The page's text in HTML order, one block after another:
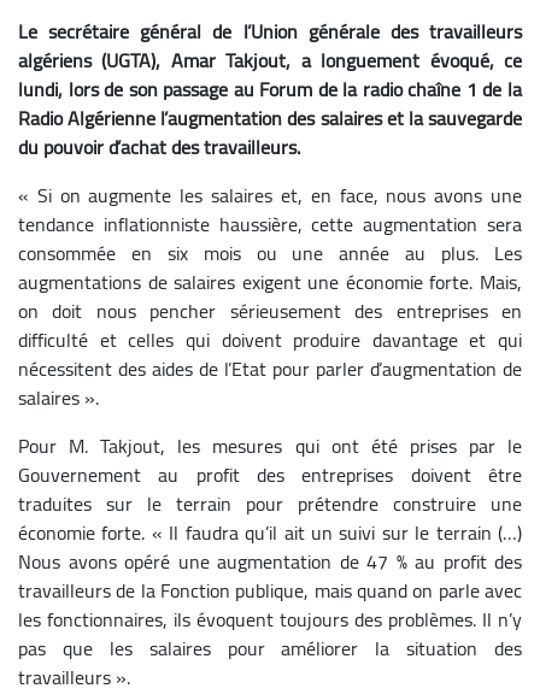
Le secrétaire général de l’Union générale des travailleurs
algériens (UGTA), Amar Takjout, a longuement évoqué, ce
lundi, lors de son passage au Forum de la radio chaîne 1 de la
Radio Algérienne l’augmentation des salaires et la sauvegarde
du pouvoir d’achat des travailleurs.
« Si on augmente les salaires et, en face, nous avons une
tendance inflationniste haussière, cette augmentation sera
consommée en six mois ou une année au plus. Les
augmentations de salaires exigent une économie forte. Mais,
on doit nous pencher sérieusement des entreprises en
difficulté et celles qui doivent produire davantage et qui
nécessitent des aides de l’Etat pour parler d’augmentation de
salaires ».
Pour M. Takjout, les mesures qui ont été prises par le
Gouvernement au profit des entreprises doivent être
traduites sur le terrain pour prétendre construire une
économie forte. « Il faudra qu’il ait un suivi sur le terrain (…)
Nous avons opéré une augmentation de 47 % au profit des
travailleurs de la Fonction publique, mais quand on parle avec
les fonctionnaires, ils évoquent toujours des problèmes. Il n’y
pas que les salaires pour améliorer la situation des
travailleurs ».